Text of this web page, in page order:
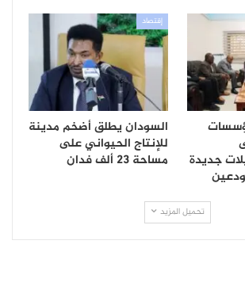
جديدة
إقتصاد
السودان يطلق أضخم مدينة
للإنتاج الحيواني على
مساحة 23 ألف فدان
تحميل المزيد